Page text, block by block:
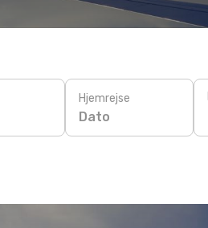
Hjemrejse
Dato